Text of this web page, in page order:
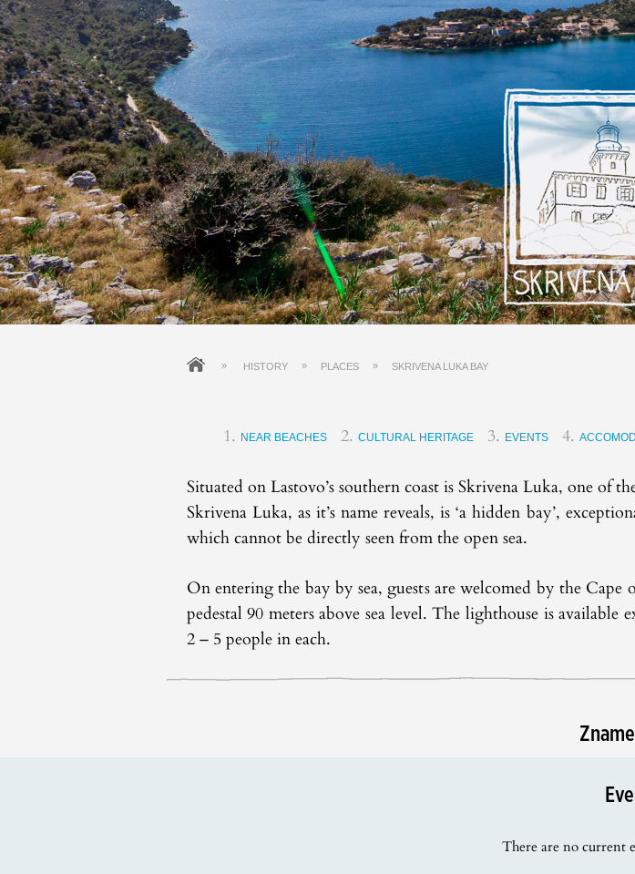
» HISTORY » PLACES » SKRIVENA LUKA BAY
NEAR BEACHES CULTURAL HERITAGE EVENTS
Situated on Lastovo’s southern coast is Skrivena Luka, one of
Skrivena Luka, as it’s name reveals, is ‘a hidden bay’,
which cannot be directly seen from the open sea.
On entering the bay by sea, guests are welcomed by the
pedestal 90 meters above sea level. The lighthouse is
2 – 5 people in each.
There are no current